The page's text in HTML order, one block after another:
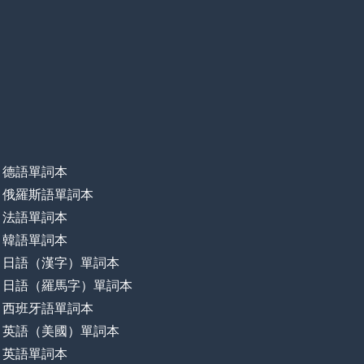
德語單詞本
俄羅斯語單詞本
法語單詞本
韓語單詞本
日語（漢字）單詞本
日語（羅馬字）單詞本
西班牙語單詞本
英語（美國）單詞本
英語單詞本